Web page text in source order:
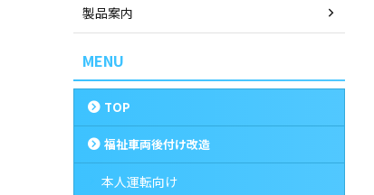
製品案内
MENU
TOP
福祉車両後付け改造
本人運転向け